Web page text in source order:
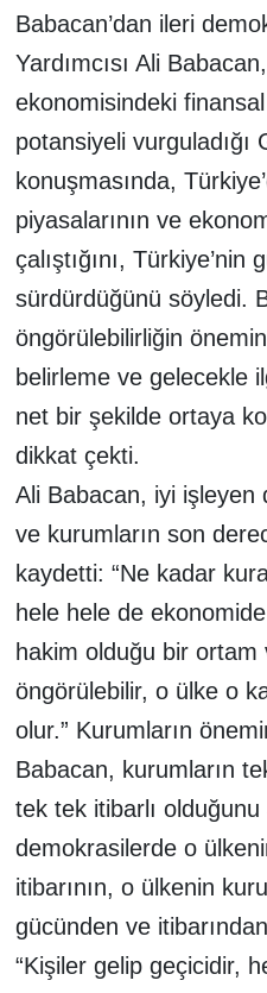
Babacan’dan ileri
Yardımcısı Ali
ekonomisindeki
potansiyeli vurguladığı
konuşmasında,
piyasalarının ve
çalıştığını, Türkiye’nin
sürdürdüğünü söyledi.
öngörülebilirliğin
belirleme ve gelecekle
net bir şekilde ortaya
dikkat çekti.
Ali Babacan, iyi işleyen
ve kurumların son
kaydetti: “Ne kadar
hele hele de
hakim olduğu bir
öngörülebilir, o ülke o
olur.” Kurumların
Babacan, kurumların
tek tek itibarlı
demokrasilerde o
itibarının, o ülkenin
gücünden ve
“Kişiler gelip geçicidir,